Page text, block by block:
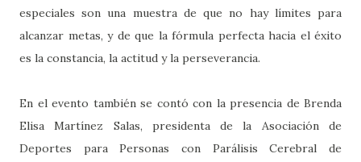
especiales son una muestra de que no hay límites para
alcanzar metas, y de que la fórmula perfecta hacia el éxito
es la constancia, la actitud y la perseverancia.
En el evento también se contó con la presencia de Brenda
Elisa Martínez Salas, presidenta de la Asociación de
Deportes para Personas con Parálisis Cerebral de